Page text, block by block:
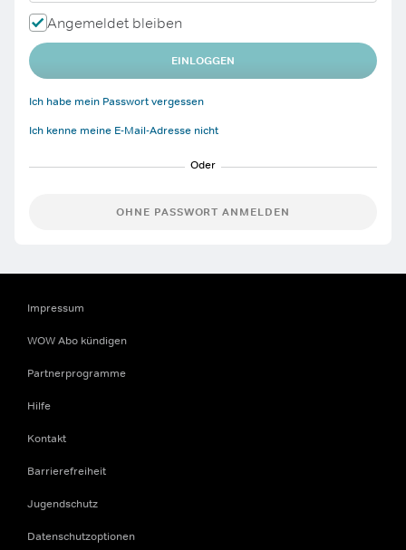
Angemeldet bleiben
EINLOGGEN
Ich habe mein Passwort vergessen
Ich kenne meine E-Mail-Adresse nicht
OHNE PASSWORT ANMELDEN
Impressum
WOW Abo kündigen
Partnerprogramme
Hilfe
Kontakt
Barrierefreiheit
Jugendschutz
Datenschutzoptionen